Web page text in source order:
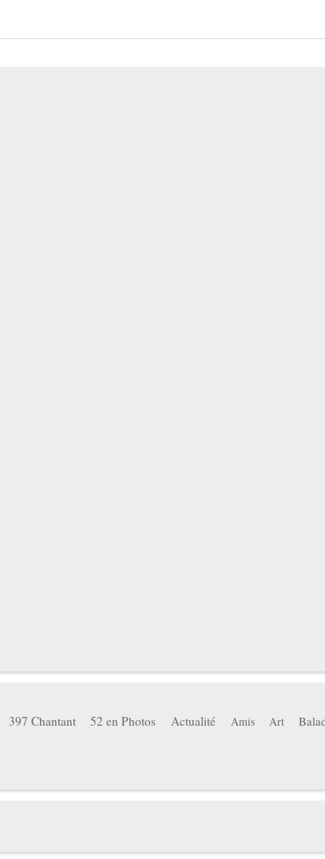
397 Chantant 52 en Photos Actualité Amis Art